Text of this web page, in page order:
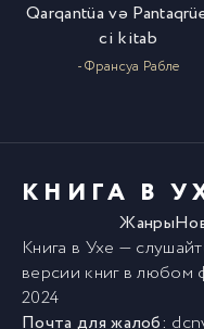
Qarqantüa və
ci kitab
- Франсуа Рабле
КНИГА В
Жанры
Книга в Ухе —
версии книгв любом
2024
Почта для жалоб: